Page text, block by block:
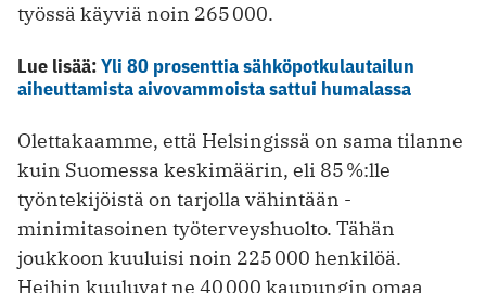
työssä käyviä noin 265 000.
Lue lisää:Yli 80 prosenttia sähköpotkulautailun
aiheuttamista aivovammoista sattui humalassa
Olettakaamme, että Helsingissä on sama ­tilanne
kuin Suomessa keskimäärin, eli 85 %:lle
työntekijöistä on tarjolla vähintään ­
minimitasoinen työterveyshuolto. Tähän
joukkoon kuuluisi noin 225 000 henkilöä.
Heihin kuuluvat ne 40 000 kaupungin omaa